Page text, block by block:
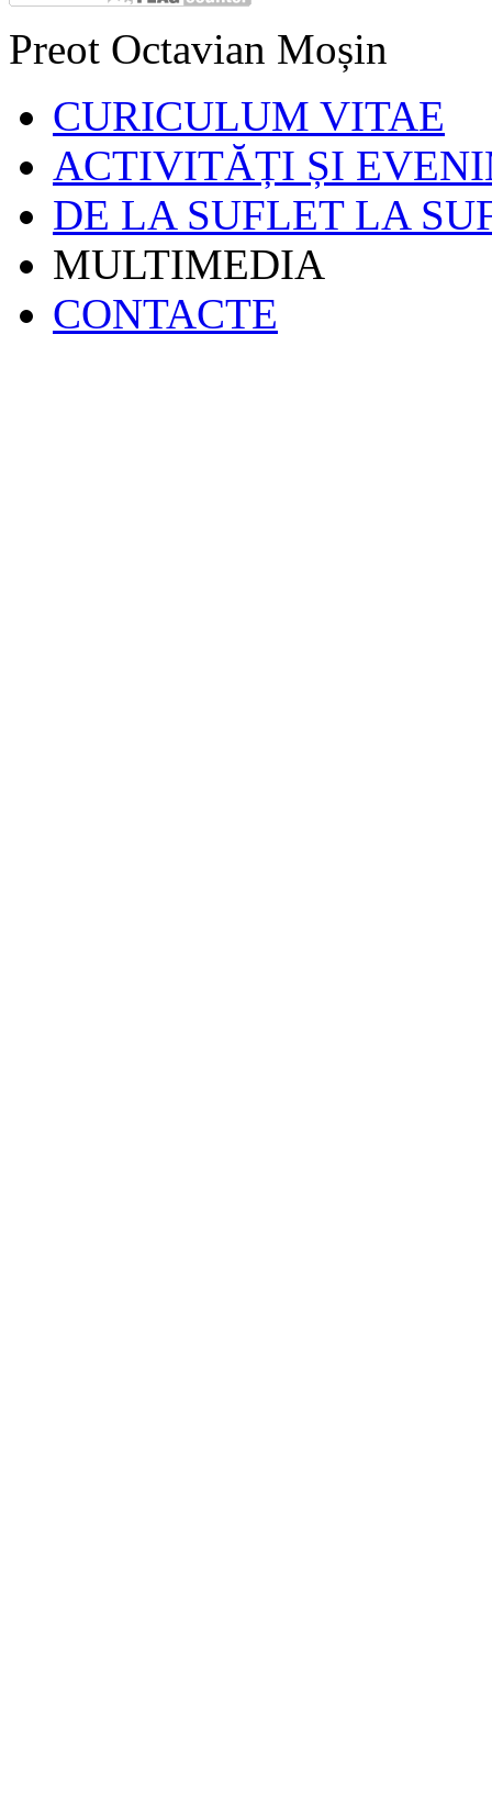
Preot Octavian Moșin
CURICULUM VITAE
ACTIVITĂȚI ȘI
DE LA SUFLET LA
MULTIMEDIA
CONTACTE